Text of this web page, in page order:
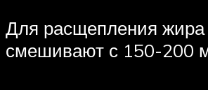
Для расщепления жира
смешивают с 150-200